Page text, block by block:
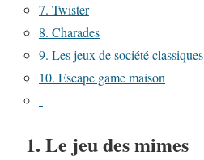
7. Twister
8. Charades
9. Les jeux de société classiques
10. Escape game maison
1. Le jeu des mimes